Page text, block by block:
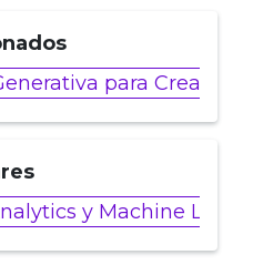
para
y Machine